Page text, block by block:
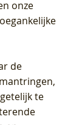
onze
de
te